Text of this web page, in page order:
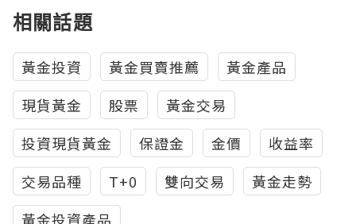
相關話題
黃金投資 黃金買賣推薦
黃金產品
現貨黃金
股票
黃金交易
投資現貨黃金
保證金 金價
收益率
交易品種
T+0 雙向交易
黃金走勢
黃金投資產品